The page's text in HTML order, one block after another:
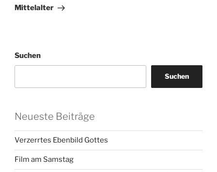
Beitrag
Mittelalter
Suchen
Suchen
Neueste Beiträge
Verzerrtes Ebenbild Gottes
Film am Samstag